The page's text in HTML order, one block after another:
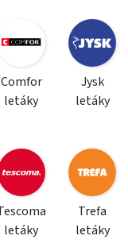
Comfor
letáky
Jysk
letáky
letáky
Trefa
letáky